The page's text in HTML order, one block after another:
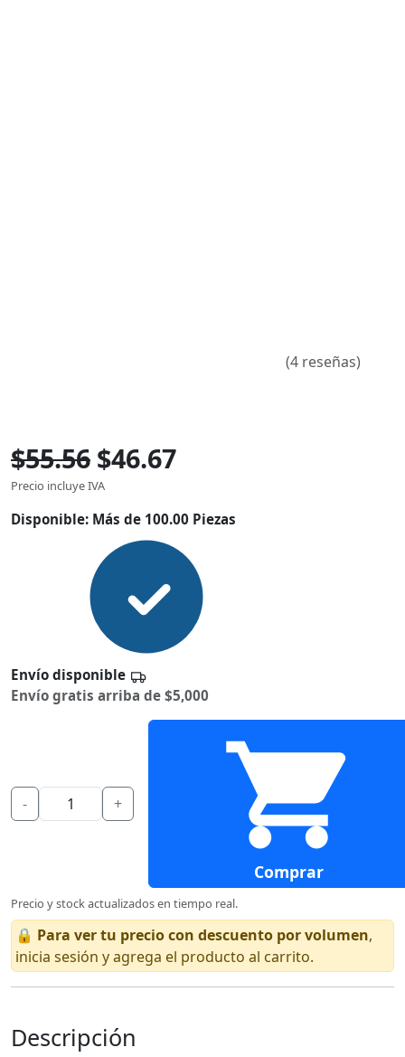
(4 reseñas)
$55.56 $46.67
Precio incluye IVA
Disponible: Más de 100.00 Piezas
Envío disponible
Envío gratis arriba de $5,000
- +
Comprar
Precio y stock actualizados en tiempo real.
🔒 Para ver tu precio con descuento por volumen,
inicia sesión y agrega el producto al carrito.
Descripción